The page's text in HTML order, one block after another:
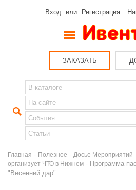
Вход или Регистрация
ЗАКАЗАТЬ
Главная - Полезное - Досье Мероприятий
организует ЧТО в Нижнем - Программа
"Весенний дар"